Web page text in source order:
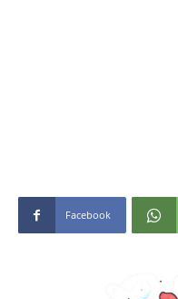
Facebook